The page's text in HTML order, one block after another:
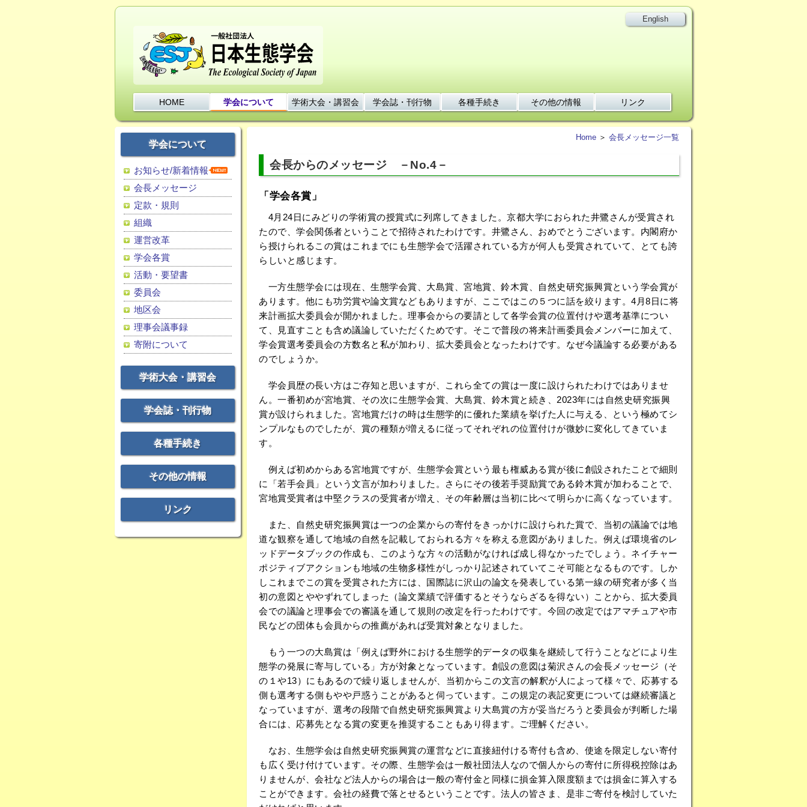
English
HOME 学会について 学術大会・講習会 学会誌・刊行物 各種手続き その他の情報 リンク
学会について
お知らせ/新着情報
会長メッセージ
定款・規則
組織
運営改革
学会各賞
活動・要望書
委員会
地区会
理事会議事録
寄附について
学術大会・講習会
学会誌・刊行物
各種手続き
その他の情報
リンク
Home ＞ 会長メッセージ一覧
会長からのメッセージ －No.4－
「学会各賞」
4月24日にみどりの学術賞の授賞式に列席してきました。京都大学におられた井鷺さんが受賞され
たので、学会関係者ということで招待されたわけです。井鷺さん、おめでとうございます。内閣府か
ら授けられるこの賞はこれまでにも生態学会で活躍されている方が何人も受賞されていて、とても誇
らしいと感じます。
一方生態学会には現在、生態学会賞、大島賞、宮地賞、鈴木賞、自然史研究振興賞という学会賞が
あります。他にも功労賞や論文賞などもありますが、ここではこの５つに話を絞ります。4月8日に将
来計画拡大委員会が開かれました。理事会からの要請として各学会賞の位置付けや選考基準につい
て、見直すことも含め議論していただくためです。そこで普段の将来計画委員会メンバーに加えて、
学会賞選考委員会の方数名と私が加わり、拡大委員会となったわけです。なぜ今議論する必要がある
のでしょうか。
学会員歴の長い方はご存知と思いますが、これら全ての賞は一度に設けられたわけではありませ
ん。一番初めが宮地賞、その次に生態学会賞、大島賞、鈴木賞と続き、2023年には自然史研究振興
賞が設けられました。宮地賞だけの時は生態学的に優れた業績を挙げた人に与える、という極めてシ
ンプルなものでしたが、賞の種類が増えるに従ってそれぞれの位置付けが微妙に変化してきていま
す。
例えば初めからある宮地賞ですが、生態学会賞という最も権威ある賞が後に創設されたことで細則
に「若手会員」という文言が加わりました。さらにその後若手奨励賞である鈴木賞が加わることで、
宮地賞受賞者は中堅クラスの受賞者が増え、その年齢層は当初に比べて明らかに高くなっています。
また、自然史研究振興賞は一つの企業からの寄付をきっかけに設けられた賞で、当初の議論では地
道な観察を通して地域の自然を記載しておられる方々を称える意図がありました。例えば環境省のレ
ッドデータブックの作成も、このような方々の活動がなければ成し得なかったでしょう。ネイチャー
ポジティブアクションも地域の生物多様性がしっかり記述されていてこそ可能となるものです。しか
しこれまでこの賞を受賞された方には、国際誌に沢山の論文を発表している第一線の研究者が多く当
初の意図とややずれてしまった（論文業績で評価するとそうならざるを得ない）ことから、拡大委員
会での議論と理事会での審議を通して規則の改定を行ったわけです。今回の改定ではアマチュアや市
民などの団体も会員からの推薦があれば受賞対象となりました。
もう一つの大島賞は「例えば野外における生態学的データの収集を継続して行うことなどにより生
態学の発展に寄与している」方が対象となっています。創設の意図は菊沢さんの会長メッセージ（そ
の１や13）にもあるので繰り返しませんが、当初からこの文言の解釈が人によって様々で、応募する
側も選考する側もやや戸惑うことがあると伺っています。この規定の表記変更については継続審議と
なっていますが、選考の段階で自然史研究振興賞より大島賞の方が妥当だろうと委員会が判断した場
合には、応募先となる賞の変更を推奨することもあり得ます。ご理解ください。
なお、生態学会は自然史研究振興賞の運営などに直接紐付ける寄付も含め、使途を限定しない寄付
も広く受け付けています。その際、生態学会は一般社団法人なので個人からの寄付に所得税控除はあ
りませんが、会社など法人からの場合は一般の寄付金と同様に損金算入限度額までは損金に算入する
ことができます。会社の経費で落とせるということです。法人の皆さま、是非ご寄付を検討していた